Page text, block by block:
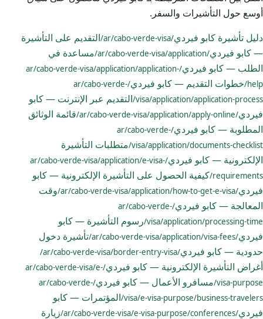
أوسع حول التأشيرات والسفر.
دليل تأشيرة كابو فيردي/ar/cabo-verde-visa/
التقديم على التأشيرة
— كابو فيردي/ar/cabo-verde-visa/application/
مساعدة في
الطلب — كابو فيردي /ar/cabo-verde-visa/application/application-
help/ خطوات التقديم — كابو فيردي /ar/cabo-verde-
visa/application/application-process/ التقديم عبر الإنترنت — كابو
فيردي/ar/cabo-verde-visa/application/apply-online/
قائمة الوثائق
المطلوبة — كابو فيردي /ar/cabo-verde-
visa/application/documents-checklist/ متطلبات التأشيرة
الإلكترونية — كابو فيردي /ar/cabo-verde-visa/application/e-visa-
requirements/ كيفية الحصول على التأشيرة الإلكترونية — كابو
فيردي/ar/cabo-verde-visa/application/how-to-get-e-visa/
وقت
المعالجة — كابو فيردي /ar/cabo-verde-
visa/application/processing-time/ رسوم التأشيرة — كابو
فيردي/ar/cabo-verde-visa/application/visa-fees/
تأشيرة دخول
حدودية — كابو فيردي/ar/cabo-verde-visa/border-entry-visa/
أغراض التأشيرة الإلكترونية — كابو فيردي /ar/cabo-verde-visa/e-
visa-purpose/ مسافرو الأعمال — كابو فيردي /ar/cabo-verde-
visa/e-visa-purpose/business-travelers/ المؤتمرات — كابو
فيردي/ar/cabo-verde-visa/e-visa-purpose/conferences/
زيارة